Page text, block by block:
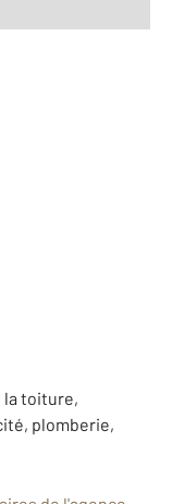
la toiture,
plomberie,